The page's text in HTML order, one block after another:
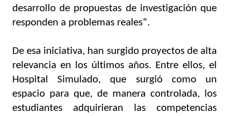
desarrollo de propuestas de investigación que
responden a problemas reales”.
De esa iniciativa, han surgido proyectos de alta
relevancia en los últimos años. Entre ellos, el
Hospital Simulado, que surgió como un
espacio para que, de manera controlada, los
estudiantes adquirieran las competencias